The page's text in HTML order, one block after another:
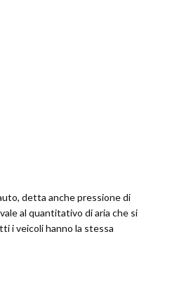
detta anche pressione di
al quantitativo di aria che si
i veicoli hanno la stessa